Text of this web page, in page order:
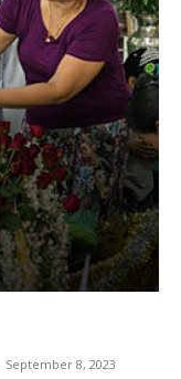
September 8, 2023